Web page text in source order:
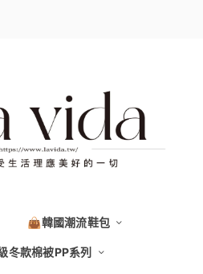
👜韓國潮流鞋包
冬款棉被PP系列